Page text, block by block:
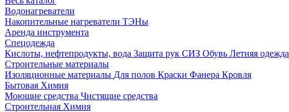
Водонагреватели
Накопительные нагреватели ТЭНы
Аренда инструмента
Спецодежда
Кислоты, нефтепродукты, вода Защита рук СИЗ Обувь Летняя одежда
Строительные материалы
Изоляционные материалы Для полов Краски Фанера Кровля
Бытовая Химия
Моющие средства Чистящие средства
Строительная Химия